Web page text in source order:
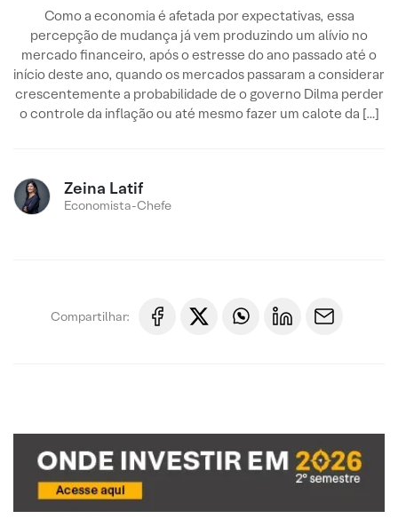
Como a economia é afetada por expectativas, essa
percepção de mudança já vem produzindo um alívio no
mercado financeiro, após o estresse do ano passado até o
início deste ano, quando os mercados passaram a considerar
crescentemente a probabilidade de o governo Dilma perder
o controle da inflação ou até mesmo fazer um calote da […]
Zeina Latif
Economista-Chefe
Compartilhar: